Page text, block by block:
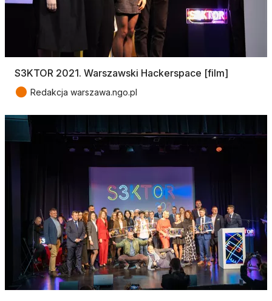
S3KTOR 2021. Warszawski Hackerspace [film]
● Redakcja warszawa.ngo.pl